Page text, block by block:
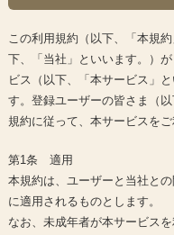
この利用規約（以下、「本規
下、「当社」といいます。）
ビス（以下、「本サービス」
す。登録ユーザーの皆さま（
規約に従って、本サービスをご
第1条 適用
本規約は、ユーザーと当社と
に適用されるものとします。
なお、未成年者が本サービス